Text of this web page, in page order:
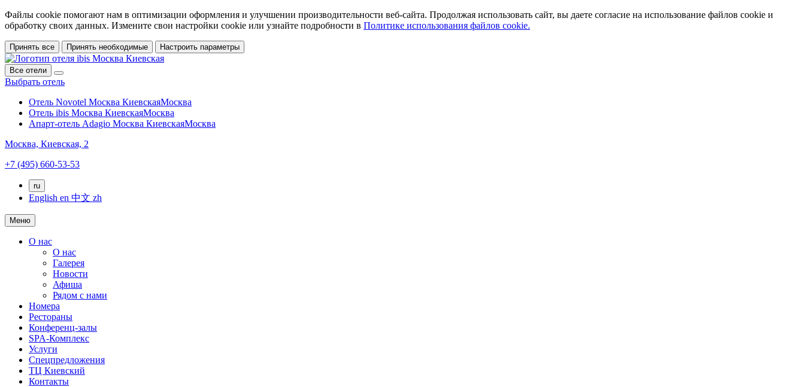
Файлы cookie помогают нам в оптимизации оформления и улучшении производительности веб-сайта. Продолжая использовать сайт, вы даете согласие на использование файлов cookie и
обработку своих данных. Измените свои настройки cookie или узнайте подробности в Политике использования файлов cookie.
Принять все Принять необходимые Настроить параметры
Все отели
Выбрать отель
Отель Novotel Москва КиевскаяМосква
Отель ibis Москва КиевскаяМосква
Апарт-отель Adagio Москва КиевскаяМосква
Москва, Киевская, 2
+7 (495) 660-53-53
ru
English en 中文 zh
Меню
О нас
О нас
Галерея
Новости
Афиша
Рядом с нами
Номера
Рестораны
Конференц-залы
SPA-Комплекс
Услуги
Спецпредложения
ТЦ Киевский
Контакты